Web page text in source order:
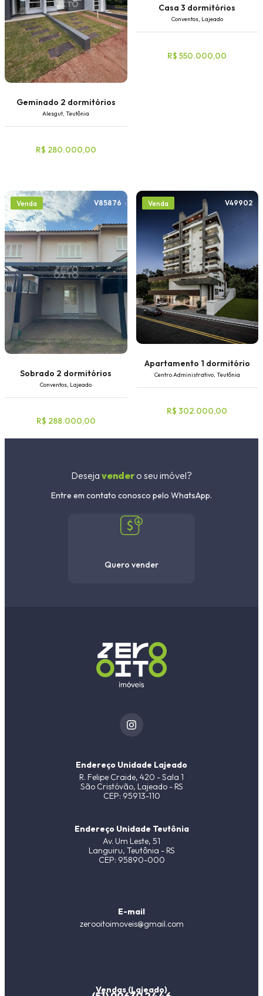
Geminado 2 dormitórios
Alesgut, Teutônia
R$ 280.000,00
Casa 3 dormitórios
Conventos, Lajeado
R$ 550.000,00
Venda V85876
Sobrado 2 dormitórios
Conventos, Lajeado
R$ 288.000,00
Venda V49902
Apartamento 1 dormitório
Centro Administrativo, Teutônia
R$ 302.000,00
Deseja vendero seu imóvel?
Entre em contato conosco pelo WhatsApp.
Quero vender
Endereço Unidade Lajeado
R. Felipe Craide, 420 - Sala 1
São Cristóvão, Lajeado - RS
CEP: 95913-110
Endereço Unidade Teutônia
Av. Um Leste, 51
Languiru, Teutônia - RS
CEP: 95890-000
E-mail
zerooitoimoveis@gmail.com
Vendas (Lajeado)